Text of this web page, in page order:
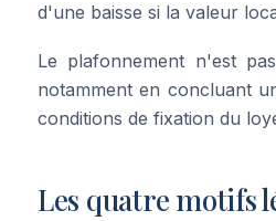
d'une baisse si la valeur
Le plafonnement n'est
notamment en concluant
conditions de fixation du
Les quatre motifs